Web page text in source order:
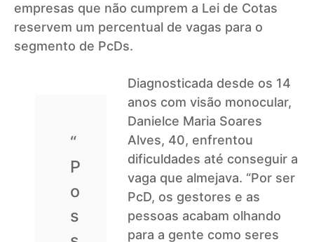
empresas que não cumprem a Lei de Cotas
reservem um percentual de vagas para o
segmento de PcDs.
“
P
o
s
Diagnosticada desde os 14
anos com visão monocular,
Danielce Maria Soares
Alves, 40, enfrentou
dificuldades até conseguir a
vaga que almejava. “Por ser
PcD, os gestores e as
pessoas acabam olhando
para a gente como seres